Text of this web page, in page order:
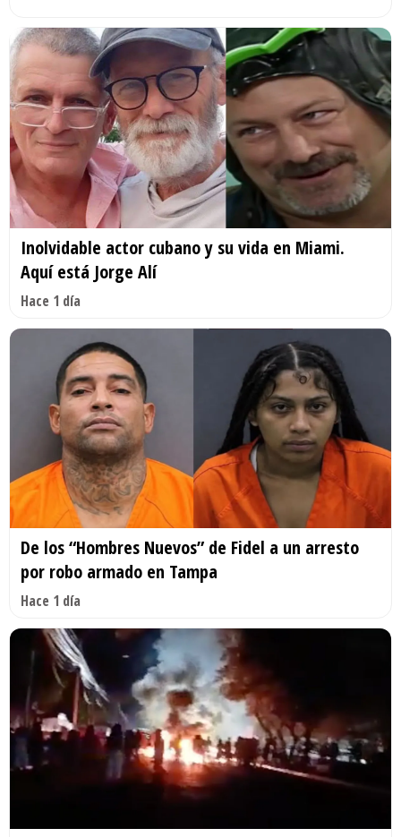
Inolvidable actor cubano y su vida en Miami.
Aquí está Jorge Alí
Hace 1 día
De los “Hombres Nuevos” de Fidel a un arresto
por robo armado en Tampa
Hace 1 día